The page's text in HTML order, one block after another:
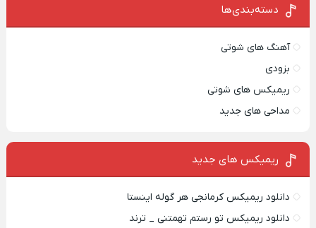
دسته‌بندی‌ها
آهنگ های شوتی
بزودی
ریمیکس های شوتی
مداحی های جدید
ریمیکس‌ های جدید
دانلود ریمیکس کرمانجی هر گوله اینستا
دانلود ریمیکس تو رستم تهمتنی _ ترند